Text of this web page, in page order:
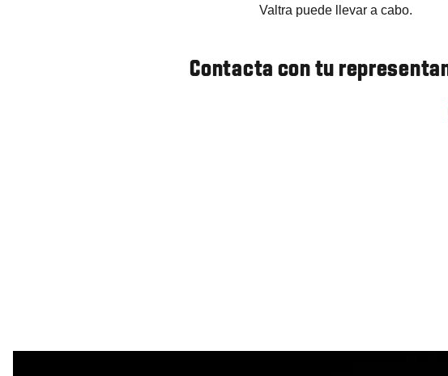
Valtra puede llevar a cabo.
Contacta con tu